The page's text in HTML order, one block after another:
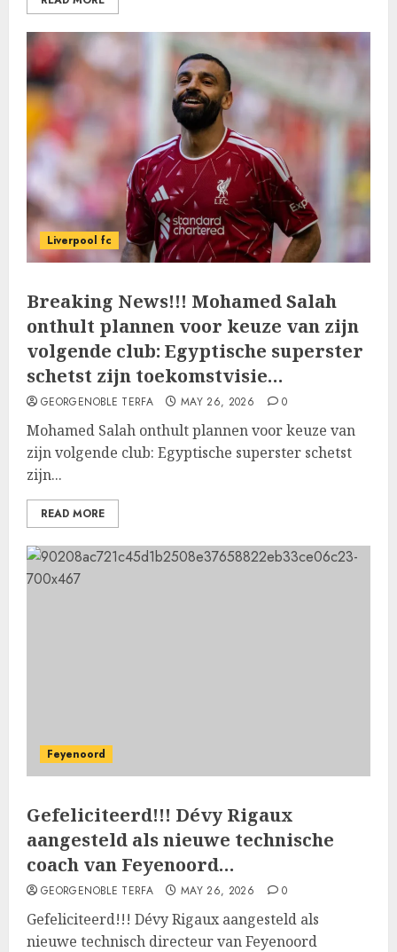
Liverpool fc
Breaking News!!! Mohamed Salah
onthult plannen voor keuze van zijn
volgende club: Egyptische superster
schetst zijn toekomstvisie…
GEORGENOBLE TERFA MAY 26, 2026 0
Mohamed Salah onthult plannen voor keuze van
zijn volgende club: Egyptische superster schetst
zijn...
READ MORE
Feyenoord
Gefeliciteerd!!! Dévy Rigaux
aangesteld als nieuwe technische
coach van Feyenoord…
GEORGENOBLE TERFA MAY 26, 2026 0
Gefeliciteerd!!! Dévy Rigaux aangesteld als
nieuwe technisch directeur van Feyenoord